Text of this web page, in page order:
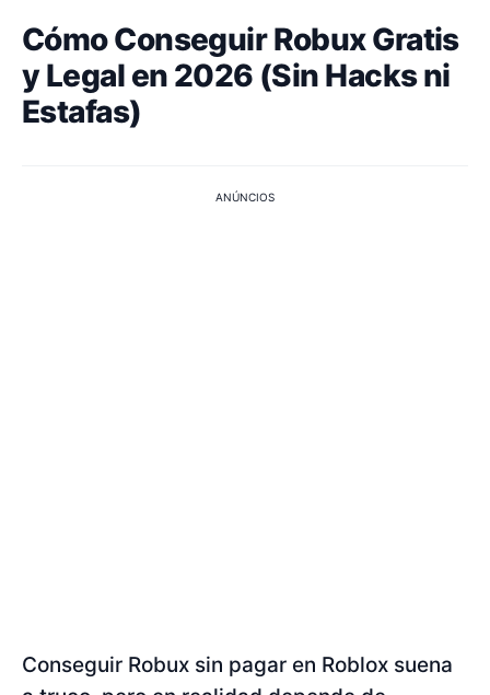
Cómo Conseguir Robux Gratis
y Legal en 2026 (Sin Hacks ni
Estafas)
ANÚNCIOS
Conseguir Robux sin pagar en Roblox suena